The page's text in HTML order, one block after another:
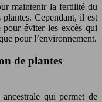
maintenir la fertilité du
Cependant, il est
pour éviter les excès qui
pour l’environnement.
de plantes
qui permet de